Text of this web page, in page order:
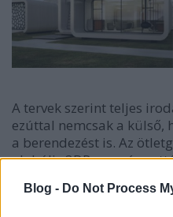
Blog - Do Not Process
A tervek szerint teljes
ezúttal nemcsak a külső,
a berendezést is. Az
globális 3DP
motorjává váljon. Ez az
fog követni.